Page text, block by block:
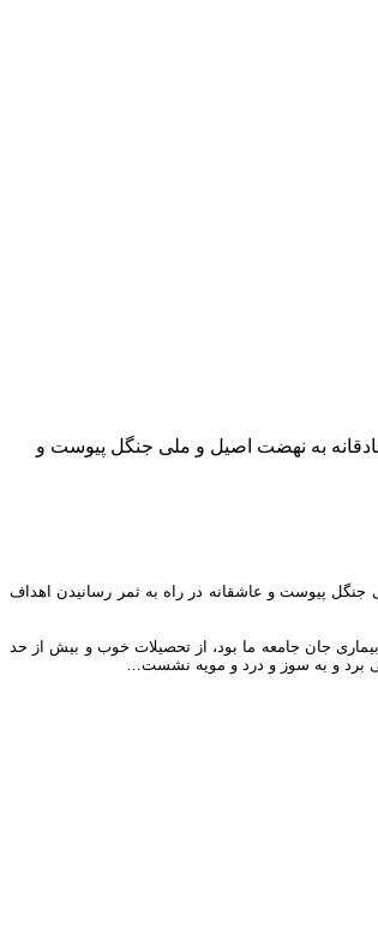
جنگل پیوست و عاشقانه در راه به ثمر رسانیدن اهداف
جان جامعه ما بود، از تحصیلات خوب و بیش از حد
برد و به سوز و درد و مویه نشست…